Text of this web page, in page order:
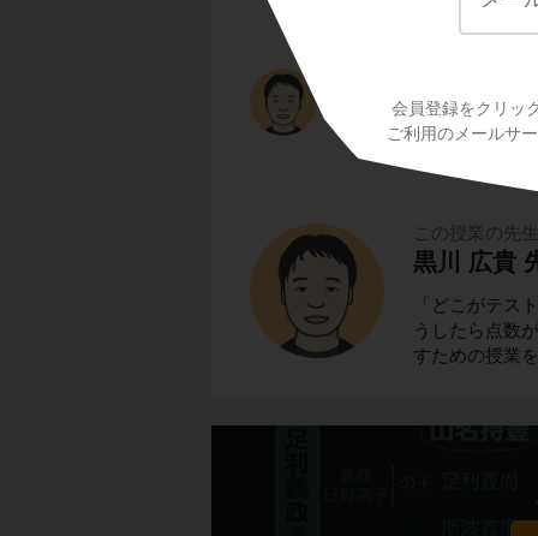
会員登録をクリッ
ご利用のメールサ
し、100年もの間
この授業の先生
黒川 広貴
「どこがテス
うしたら点数
すための授業